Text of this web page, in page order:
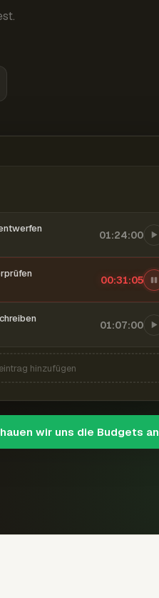
01:24:00
00:31:06
01:07:00
hinzufügen
wir uns die Budgets an